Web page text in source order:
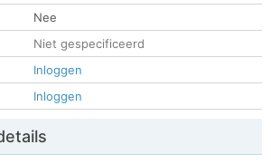
Nee
Niet gespecificeerd
Inloggen
Inloggen